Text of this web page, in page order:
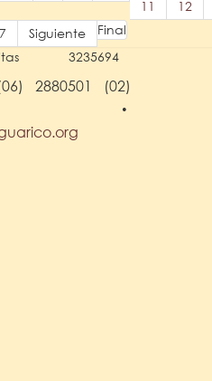
11
12
Siguiente
Final
3235694
2880501 (02)